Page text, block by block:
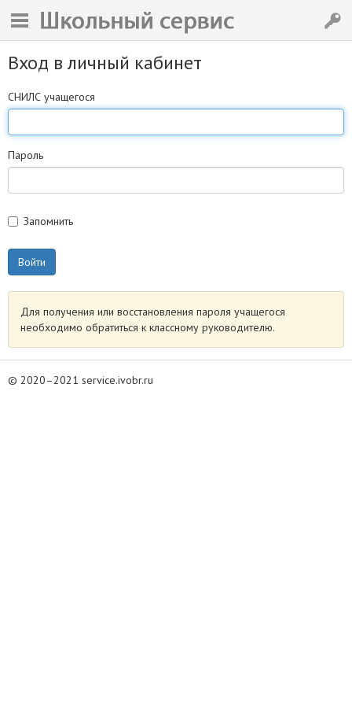
Вход в личный кабинет
СНИЛС учащегося
Пароль
Запомнить
Для получения или восстановления пароля учащегося
необходимо обратиться к классному руководителю.
© 2020–2021 service.ivobr.ru